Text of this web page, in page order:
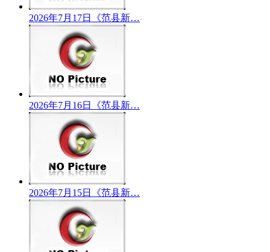
2026年7月17日《范县新…
2026年7月16日《范县新…
2026年7月15日《范县新…